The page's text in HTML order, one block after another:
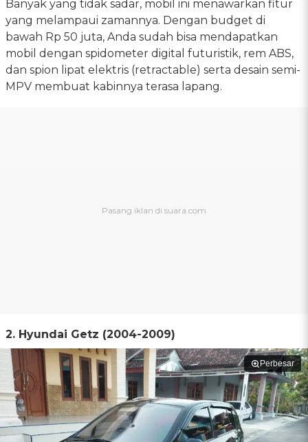
Banyak yang tidak sadar, mobil ini menawarkan fitur
yang melampaui zamannya. Dengan budget di
bawah Rp 50 juta, Anda sudah bisa mendapatkan
mobil dengan spidometer digital futuristik, rem ABS,
dan spion lipat elektris (retractable) serta desain semi-
MPV membuat kabinnya terasa lapang.
2. Hyundai Getz (2004-2009)
Perbesar